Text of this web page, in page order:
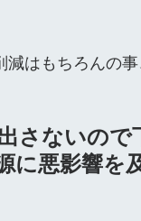
はもちろんの事
さないので
に悪影響を